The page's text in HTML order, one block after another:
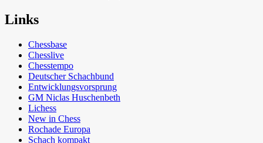
Links
Chessbase
Chesslive
Chesstempo
Deutscher Schachbund
Entwicklungsvorsprung
GM Niclas Huschenbeth
Lichess
New in Chess
Rochade Europa
Schach kompakt